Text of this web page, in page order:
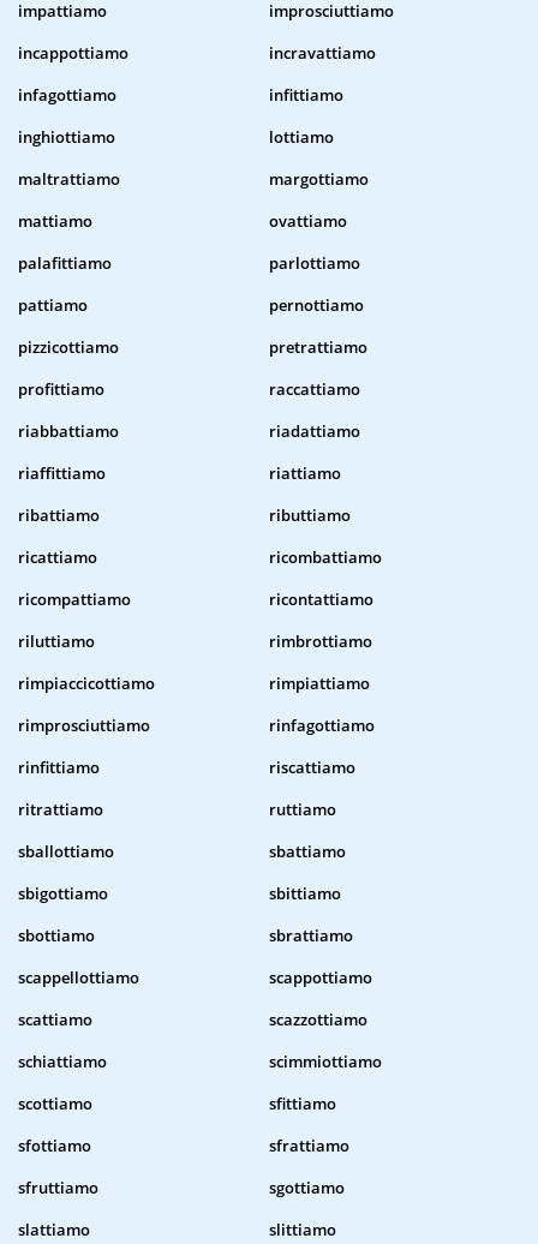
impattiamo
improsciuttiamo
incappottiamo
incravattiamo
infagottiamo
infittiamo
inghiottiamo
lottiamo
maltrattiamo
margottiamo
mattiamo
ovattiamo
palafittiamo
parlottiamo
pattiamo
pernottiamo
pizzicottiamo
pretrattiamo
profittiamo
raccattiamo
riabbattiamo
riadattiamo
riaffittiamo
riattiamo
ribattiamo
ributtiamo
ricattiamo
ricombattiamo
ricompattiamo
ricontattiamo
riluttiamo
rimbrottiamo
rimpiaccicottiamo
rimpiattiamo
rimprosciuttiamo
rinfagottiamo
rinfittiamo
riscattiamo
ritrattiamo
ruttiamo
sballottiamo
sbattiamo
sbigottiamo
sbittiamo
sbottiamo
sbrattiamo
scappellottiamo
scappottiamo
scattiamo
scazzottiamo
schiattiamo
scimmiottiamo
scottiamo
sfittiamo
sfottiamo
sfrattiamo
sfruttiamo
sgottiamo
slattiamo
slittiamo